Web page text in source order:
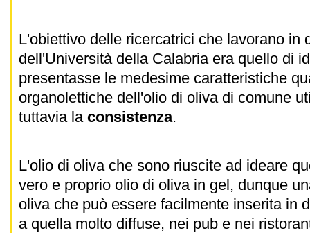
L'obiettivo delle ricercatrici che lavorano in
dell'Università della Calabria era quello di
presentasse le medesime caratteristiche
organolettiche dell'olio di oliva di comune
tuttavia la consistenza.
L'olio di oliva che sono riuscite ad ideare
vero e proprio olio di oliva in gel, dunque
oliva che può essere facilmente inserita in
a quella molto diffuse, nei pub e nei